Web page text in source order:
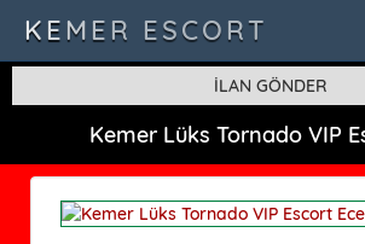
KEMER ESCORT
İLAN GÖNDER
Kemer Lüks Tornado VIP